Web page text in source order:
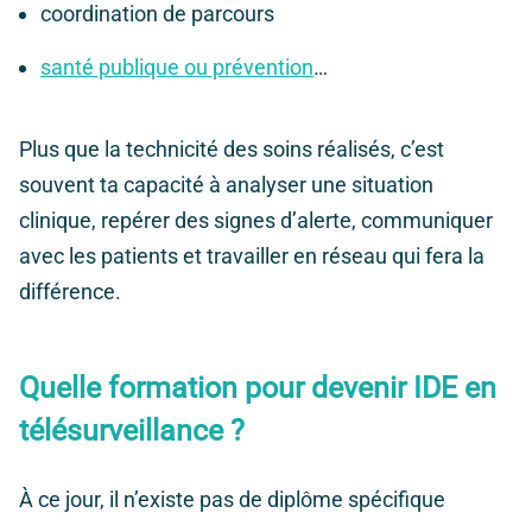
coordination de parcours
santé publique ou prévention…
Plus que la technicité des soins réalisés, c’est
souvent ta capacité à analyser une situation
clinique, repérer des signes d’alerte, communiquer
avec les patients et travailler en réseau qui fera la
différence.
Quelle formation pour devenir IDE en
télésurveillance ?
À ce jour, il n’existe pas de diplôme spécifique